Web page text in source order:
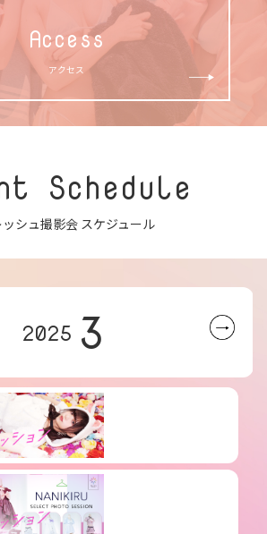
Access
アクセス
Schedule
ッシュ撮影会 スケジュール
2025 3